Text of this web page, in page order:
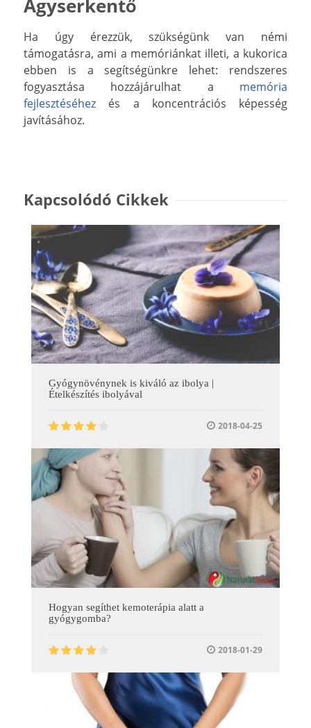
Agyserkentő
Ha úgy érezzük, szükségünk van némi
támogatásra, ami a memóriánkat illeti, a kukorica
ebben is a segítségünkre lehet: rendszeres
fogyasztása hozzájárulhat a memória
fejlesztéséhez és a koncentrációs képesség
javításához.
Kapcsolódó Cikkek
Gyógynövénynek is kiváló az ibolya |
Ételkészítés ibolyával
2018-04-25
Hogyan segíthet kemoterápia alatt a
gyógygomba?
2018-01-29